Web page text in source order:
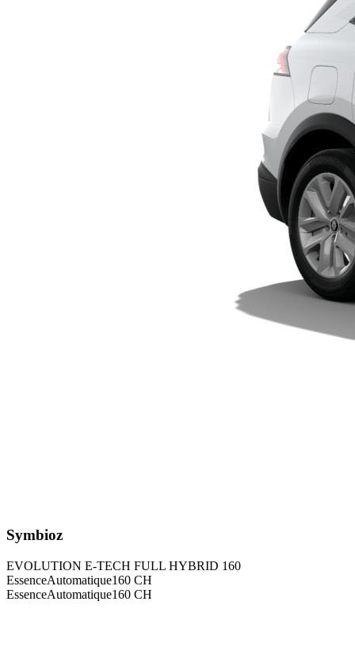
Symbioz
EVOLUTION E-TECH FULL HYBRID 160
EssenceAutomatique160 CH
EssenceAutomatique160 CH